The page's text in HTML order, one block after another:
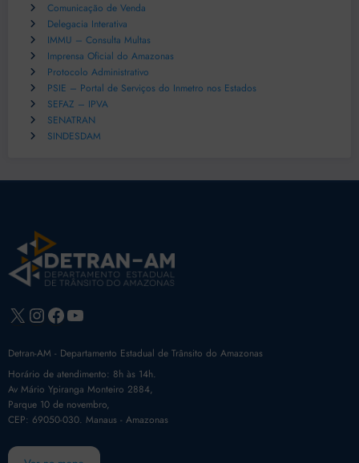
Comunicação de Venda
Delegacia Interativa
IMMU – Consulta Multas
Imprensa Oficial do Amazonas
Protocolo Administrativo
PSIE – Portal de Serviços do Inmetro nos Estados
SEFAZ – IPVA
SENATRAN
SINDESDAM
X Instagram
Facebook
Youtube
Detran-AM - Departamento Estadual de Trânsito do Amazonas
Horário de atendimento: 8h às 14h.
Av Mário Ypiranga Monteiro 2884,
Parque 10 de novembro,
CEP: 69050-030. Manaus - Amazonas